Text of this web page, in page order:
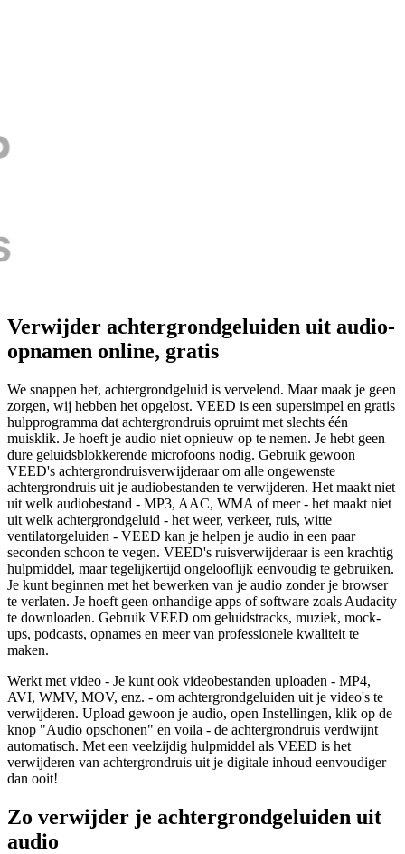
Verwijder achtergrondgeluiden uit audio-
opnamen online, gratis
We snappen het, achtergrondgeluid is vervelend. Maar maak je geen
zorgen, wij hebben het opgelost. VEED is een supersimpel en gratis
hulpprogramma dat achtergrondruis opruimt met slechts één
muisklik. Je hoeft je audio niet opnieuw op te nemen. Je hebt geen
dure geluidsblokkerende microfoons nodig. Gebruik gewoon
VEED's achtergrondruisverwijderaar om alle ongewenste
achtergrondruis uit je audiobestanden te verwijderen. Het maakt niet
uit welk audiobestand - MP3, AAC, WMA of meer - het maakt niet
uit welk achtergrondgeluid - het weer, verkeer, ruis, witte
ventilatorgeluiden - VEED kan je helpen je audio in een paar
seconden schoon te vegen. VEED's ruisverwijderaar is een krachtig
hulpmiddel, maar tegelijkertijd ongelooflijk eenvoudig te gebruiken.
Je kunt beginnen met het bewerken van je audio zonder je browser
te verlaten. Je hoeft geen onhandige apps of software zoals Audacity
te downloaden. Gebruik VEED om geluidstracks, muziek, mock-
ups, podcasts, opnames en meer van professionele kwaliteit te
maken.
Werkt met video - Je kunt ook videobestanden uploaden - MP4,
AVI, WMV, MOV, enz. - om achtergrondgeluiden uit je video's te
verwijderen. Upload gewoon je audio, open Instellingen, klik op de
knop "Audio opschonen" en voila - de achtergrondruis verdwijnt
automatisch. Met een veelzijdig hulpmiddel als VEED is het
verwijderen van achtergrondruis uit je digitale inhoud eenvoudiger
dan ooit!
Zo verwijder je achtergrondgeluiden uit
audio